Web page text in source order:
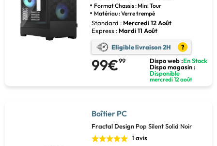
Format Chassis : Mini Tour
Matériau : Verre trempé
Standard : Mercredi 12 Août
Express : Mardi 11 Août
Eligible livraison 2H ?
99€99 Dispo web :En Stock
Dispo magasin :
Disponible
mercredi 12 août
Boîtier PC
Fractal Design Pop Silent Solid Noir
1 avis